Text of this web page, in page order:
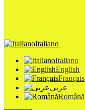
Italiano
Italiano
English
Français
عربى
Română